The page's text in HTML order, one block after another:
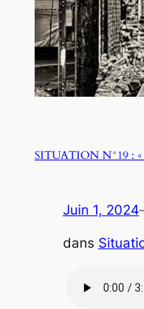
SITUATION N°19 : «
Juin 1, 2024
dans